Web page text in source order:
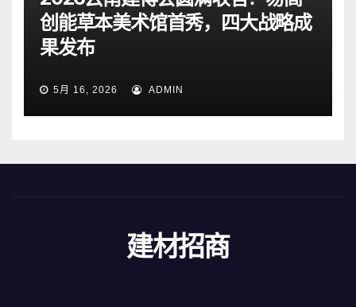
创能草本美术馆首秀，四大战略成
果发布
5月 16, 2026 ADMIN
建材招商